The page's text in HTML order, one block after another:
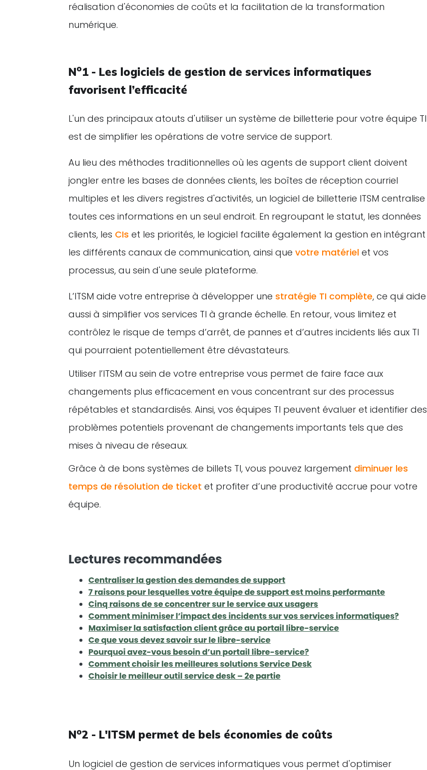
réalisation d'économies de coûts et la facilitation de la transformation
numérique.
No1 - Les logiciels de gestion de services informatiques
favorisent l’efficacité
L'un des principaux atouts d'utiliser un système de billetterie pour votre équipe TI
est de simplifier les opérations de votre service de support.
Au lieu des méthodes traditionnelles où les agents de support client doivent
jongler entre les bases de données clients, les boîtes de réception courriel
multiples et les divers registres d'activités, un logiciel de billetterie ITSM centralise
toutes ces informations en un seul endroit. En regroupant le statut, les données
clients, les CIs et les priorités, le logiciel facilite également la gestion en intégrant
les différents canaux de communication, ainsi que votre matériel et vos
processus, au sein d'une seule plateforme.
L’ITSM aide votre entreprise à développer une stratégie TI complète, ce qui aide
aussi à simplifier vos services TI à grande échelle. En retour, vous limitez et
contrôlez le risque de temps d’arrêt, de pannes et d’autres incidents liés aux TI
qui pourraient potentiellement être dévastateurs.
Utiliser l’ITSM au sein de votre entreprise vous permet de faire face aux
changements plus efficacement en vous concentrant sur des processus
répétables et standardisés. Ainsi, vos équipes TI peuvent évaluer et identifier des
problèmes potentiels provenant de changements importants tels que des
mises à niveau de réseaux.
Grâce à de bons systèmes de billets TI, vous pouvez largement diminuer les
temps de résolution de ticket et profiter d’une productivité accrue pour votre
équipe.
No2 - L'ITSM permet de bels économies de coûts
Un logiciel de gestion de services informatiques vous permet d'optimiser